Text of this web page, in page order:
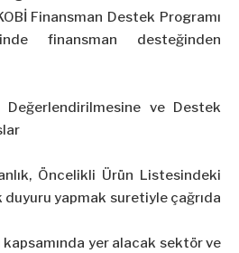
Finansman Destek Programı
finansman desteğinden
Değerlendirilmesine ve Destek
Öncelikli Ürün Listesindeki
yapmak suretiyle çağrıda
kapsamında yer alacak sektör ve